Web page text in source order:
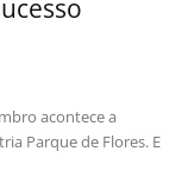
acontece a
Parque de Flores. E